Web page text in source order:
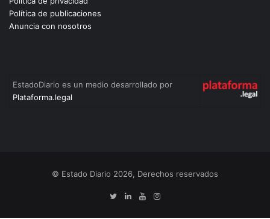
Política de publicaciones
Anuncia con nosotros
EstadoDiario es un medio desarrollado por
Plataforma.legal
© Estado Diario 2026, Derechos reservados